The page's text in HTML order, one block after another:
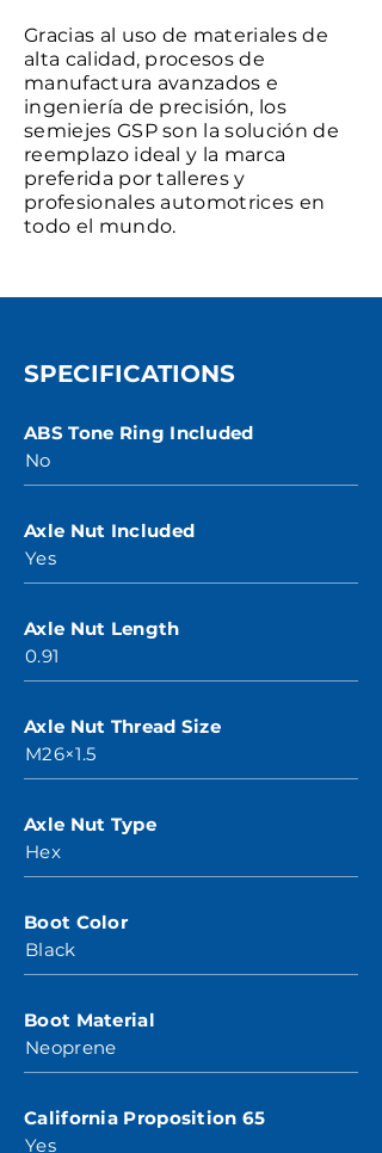
Gracias al uso de materiales de
alta calidad, procesos de
manufactura avanzados e
ingeniería de precisión, los
semiejes GSP son la solución de
reemplazo ideal y la marca
preferida por talleres y
profesionales automotrices en
todo el mundo.
SPECIFICATIONS
ABS Tone Ring Included
No
Axle Nut Included
Yes
Axle Nut Length
0.91
Axle Nut Thread Size
M26×1.5
Axle Nut Type
Hex
Boot Color
Black
Boot Material
Neoprene
California Proposition 65
Yes